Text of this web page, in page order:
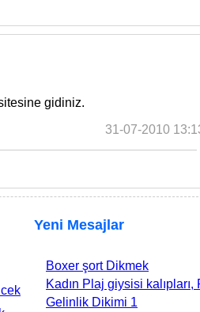
gidiniz.
31-07-2010
Yeni Mesajlar
Boxer şort Dikmek
Kadın Plaj giysisi kalıpları,
Gelinlik Dikimi 1